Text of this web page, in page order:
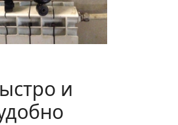
и